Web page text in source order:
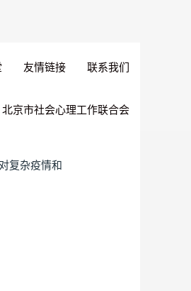
友情链接 联系我们
北京市社会心理工作联合会
复杂疫情和